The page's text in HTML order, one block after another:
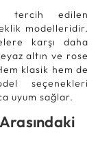
tercih edilen
modelleridir.
karşı daha
altın ve rose
klasik hem de
seçenekleri
uyum sağlar.